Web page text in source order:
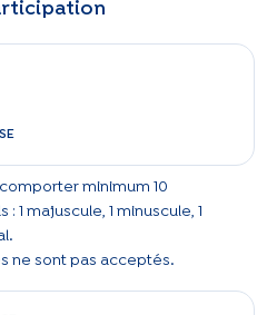
minimum 10
1 majuscule, 1 minuscule, 1
ne sont pas acceptés.